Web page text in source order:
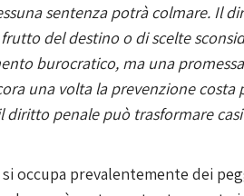
sentenza potrà colmare. Il
del destino o di scelte
burocratico, ma una
una volta la prevenzione
diritto penale può trasformare
occupa prevalentemente dei